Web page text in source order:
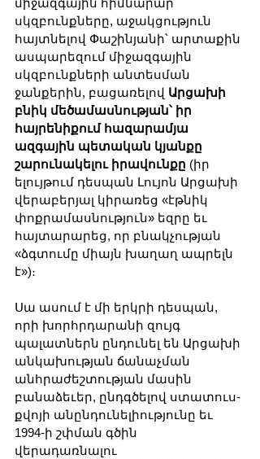
միջազգային հիմնարար
սկզբունքները, աջակցություն
հայտնելով Փաշինյանի՝ արտաքին
ասպարեզում միջազգային
սկզբունքների անտեսման
ջանքերին, բացառելով Արցախի
բնիկ մեծամասնության՝ իր
հայրենիքում հազարամյա
ազգային պետական կյանքը
շարունակելու իրավունքը (իր
ելույթում դեսպան Լույոն Արցախի
վերաբերյալ կիրառեց «էթնիկ
փոքրամասնություն» եզրը եւ
հայտարարեց, որ բնակչության
«ձգտումը միայն խաղաղ ապրելն
է»)։
Սա ասում է մի երկրի դեսպան,
որի խորհրդարանի զույգ
պալատներն ընդունել են Արցախի
անկախության ճանաչման
անհրաժեշտության մասին
բանաձեւեր, ընդգծելով ստատուս-
քվոյի անընդունելիությունը եւ
1994-ի շփման գծին
վերադառնալու